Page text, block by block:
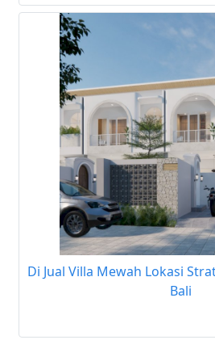
Di Jual Villa Mewah Lokasi
Bali